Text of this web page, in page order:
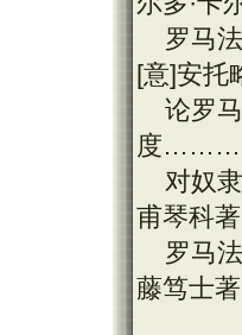
罗马
[意]安托
论罗
度
对奴
甫琴科
罗马
藤笃士